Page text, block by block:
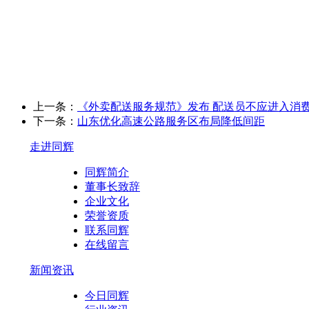
上一条：
《外卖配送服务规范》发布 配送员不应进入消
下一条： 山东优化高速公路服务区布局降低间距
走进同辉
同辉简介
董事长致辞
企业文化
荣誉资质
联系同辉
在线留言
新闻资讯
今日同辉